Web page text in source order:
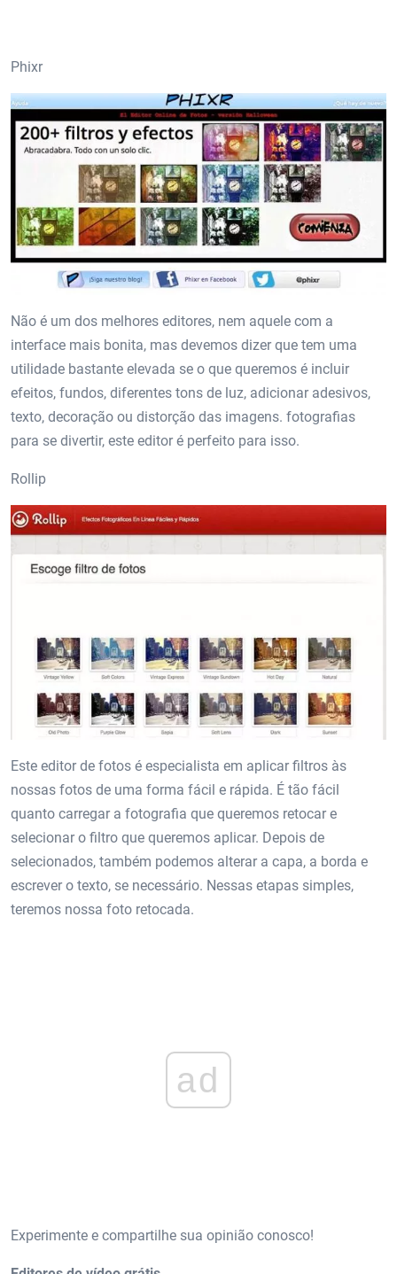
Phixr
Não é um dos melhores editores, nem aquele com a
interface mais bonita, mas devemos dizer que tem uma
utilidade bastante elevada se o que queremos é incluir
efeitos, fundos, diferentes tons de luz, adicionar adesivos,
texto, decoração ou distorção das imagens. fotografias
para se divertir, este editor é perfeito para isso.
Rollip
Este editor de fotos é especialista em aplicar filtros às
nossas fotos de uma forma fácil e rápida. É tão fácil
quanto carregar a fotografia que queremos retocar e
selecionar o filtro que queremos aplicar. Depois de
selecionados, também podemos alterar a capa, a borda e
escrever o texto, se necessário. Nessas etapas simples,
teremos nossa foto retocada.
ad
Experimente e compartilhe sua opinião conosco!